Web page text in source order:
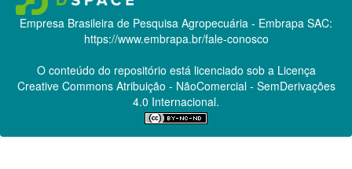
Empresa Brasileira de Pesquisa Agropecuária - Embrapa SAC:
https://www.embrapa.br/fale-conosco
O conteúdo do repositório está licenciado sob a Licença
Creative CommonsAtribuição - NãoComercial - SemDerivações
4.0 Internacional.